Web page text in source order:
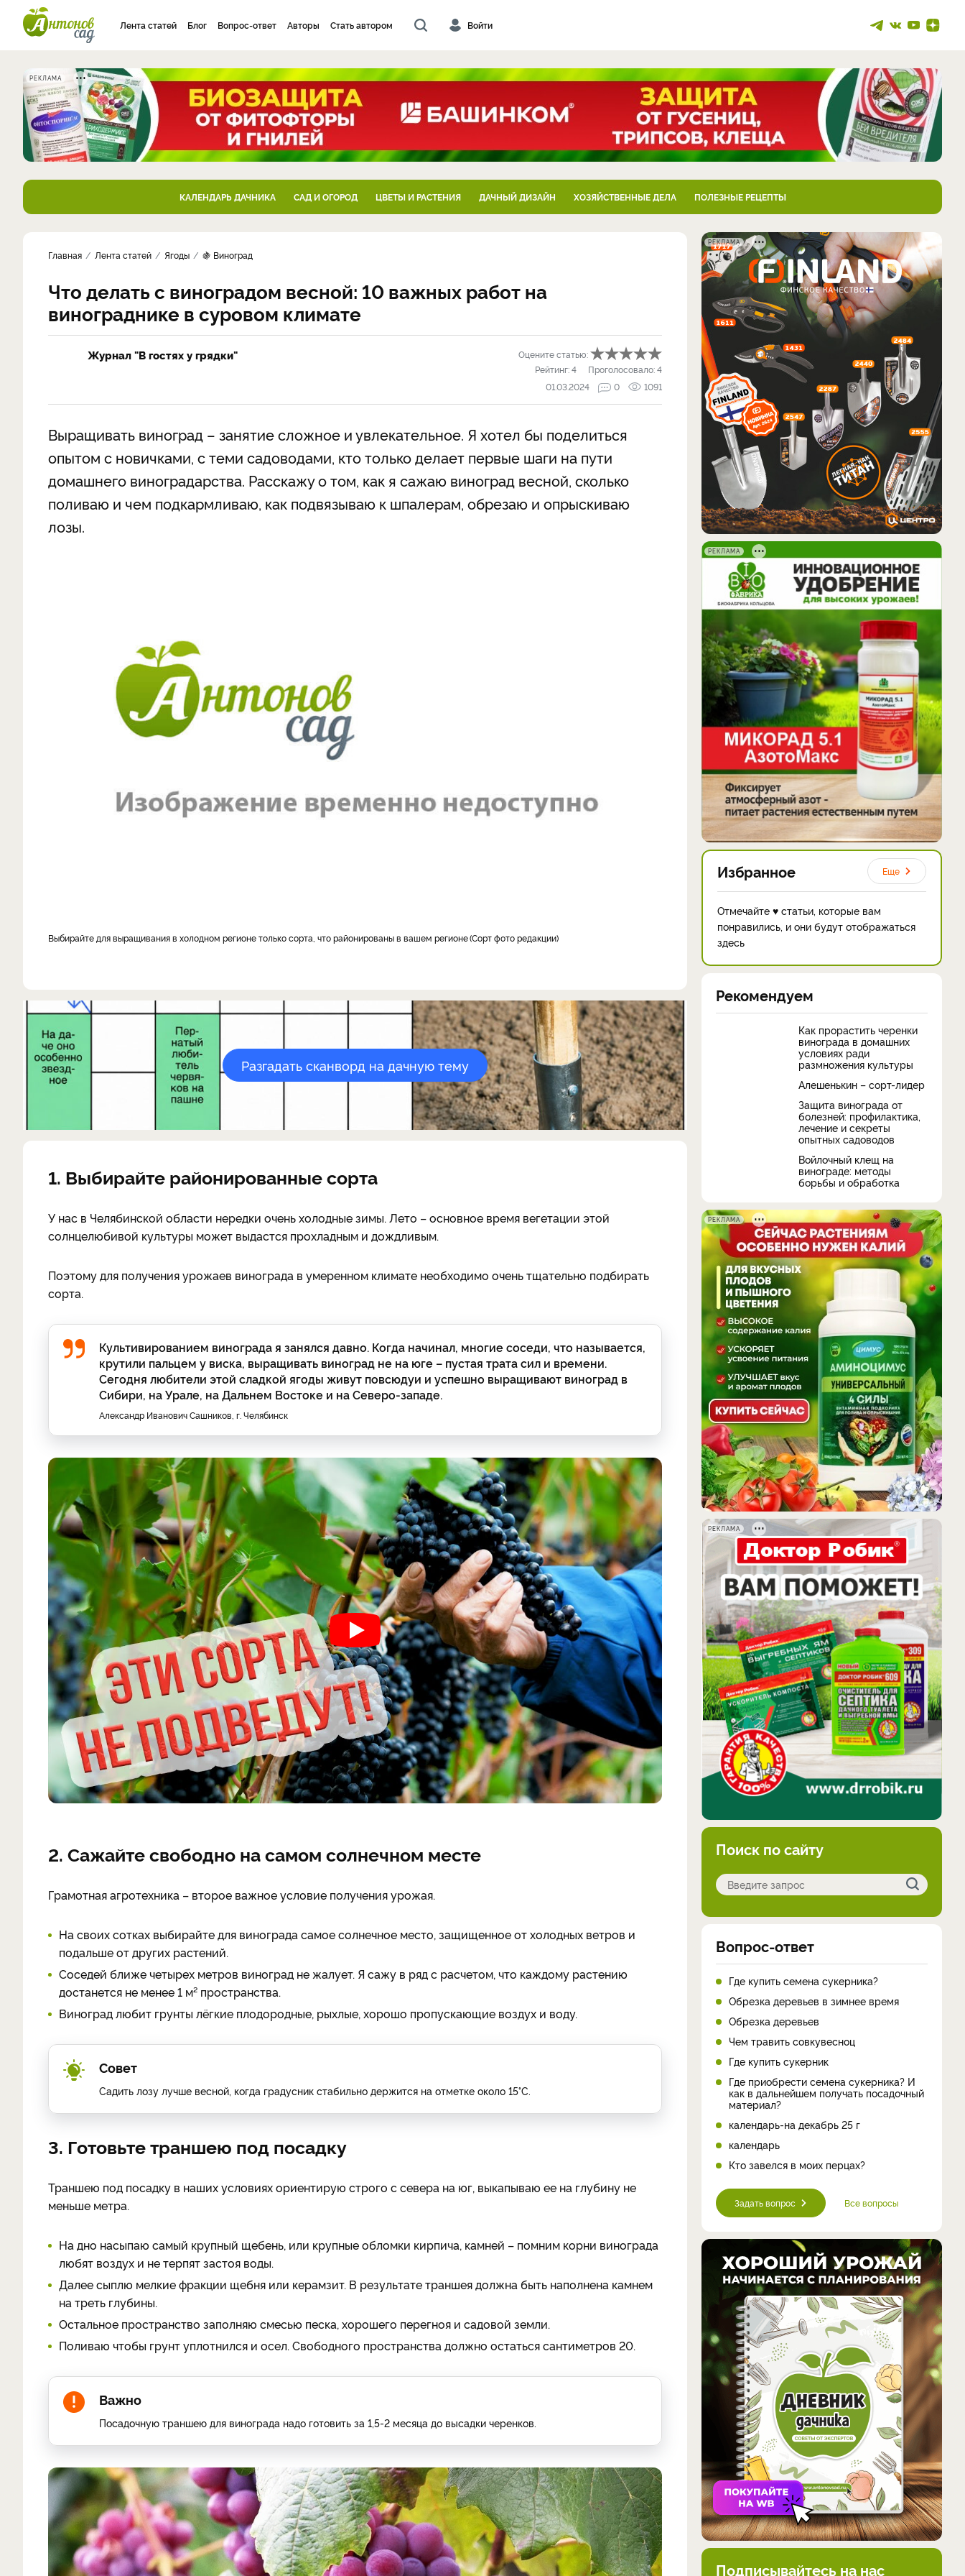
Лента статей Блог Вопрос-ответ Авторы Стать автором Войти
РЕКЛАМА
КАЛЕНДАРЬ ДАЧНИКА САД И ОГОРОД ЦВЕТЫ И РАСТЕНИЯ ДАЧНЫЙ ДИЗАЙН ХОЗЯЙСТВЕННЫЕ ДЕЛА ПОЛЕЗНЫЕ РЕЦЕПТЫ
Главная Лента статей Ягоды 🍇 Виноград
Что делать с виноградом весной: 10 важных работ на
винограднике в суровом климате
Журнал "В гостях у грядки"
Оцените статью:
Рейтинг:4 Проголосовало:4
01.03.2024
0 1091
Выращивать виноград – занятие сложное и увлекательное. Я хотел бы поделиться
опытом с новичками, с теми садоводами, кто только делает первые шаги на пути
домашнего виноградарства. Расскажу о том, как я сажаю виноград весной, сколько
поливаю и чем подкармливаю, как подвязываю к шпалерам, обрезаю и опрыскиваю
лозы.
Выбирайте для выращивания в холодном регионе только сорта, что районированы в вашем регионе Сорт фото редакции
Разгадать сканворд на дачную тему
1. Выбирайте районированные сорта
У нас в Челябинской области нередки очень холодные зимы. Лето – основное время вегетации этой
солнцелюбивой культуры может выдастся прохладным и дождливым.
Поэтому для получения урожаев винограда в умеренном климате необходимо очень тщательно подбирать
сорта.
Культивированием винограда я занялся давно. Когда начинал, многие соседи, что называется,
крутили пальцем у виска, выращивать виноград не на юге – пустая трата сил и времени.
Сегодня любители этой сладкой ягоды живут повсюдуи и успешно выращивают виноград в
Сибири, на Урале, на Дальнем Востоке и на Северо-западе.
Александр Иванович Сашников, г. Челябинск
2. Сажайте свободно на самом солнечном месте
Грамотная агротехника – второе важное условие получения урожая.
На своих сотках выбирайте для винограда самое солнечное место, защищенное от холодных ветров и
подальше от других растений.
Соседей ближе четырех метров виноград не жалует. Я сажу в ряд с расчетом, что каждому растению
достанется не менее 1 м² пространства.
Виноград любит грунты лёгкие плодородные, рыхлые, хорошо пропускающие воздух и воду.
Совет
Садить лозу лучше весной, когда градусник стабильно держится на отметке около 15°C.
3. Готовьте траншею под посадку
Траншею под посадку в наших условиях ориентирую строго с севера на юг, выкапываю ее на глубину не
меньше метра.
На дно насыпаю самый крупный щебень, или крупные обломки кирпича, камней – помним корни винограда
любят воздух и не терпят застоя воды.
Далее сыплю мелкие фракции щебня или керамзит. В результате траншея должна быть наполнена камнем
на треть глубины.
Остальное пространство заполняю смесью песка, хорошего перегноя и садовой земли.
Поливаю чтобы грунт уплотнился и осел. Свободного пространства должно остаться сантиметров 20.
Важно
Посадочную траншею для винограда надо готовить за 1,5-2 месяца до высадки черенков.
РЕКЛАМА
РЕКЛАМА
Избранное Еще
Отмечайте ♥ статьи, которые вам
понравились, и они будут отображаться
здесь
Рекомендуем
Как прорастить черенки
винограда в домашних
условиях ради
размножения культуры
Алешенькин – сорт-лидер
Защита винограда от
болезней: профилактика,
лечение и секреты
опытных садоводов
Войлочный клещ на
винограде: методы
борьбы и обработка
РЕКЛАМА
РЕКЛАМА
Поиск по сайту
Вопрос-ответ
Где купить семена сукерника?
Обрезка деревьев в зимнее время
Обрезка деревьев
Чем травить совкувесноц
Где купить сукерник
Где приобрести семена сукерника? И
как в дальнейшем получать посадочный
материал?
календарь-на декабрь 25 г
календарь
Кто завелся в моих перцах?
Задать вопрос Все вопросы
Подписывайтесь на нас